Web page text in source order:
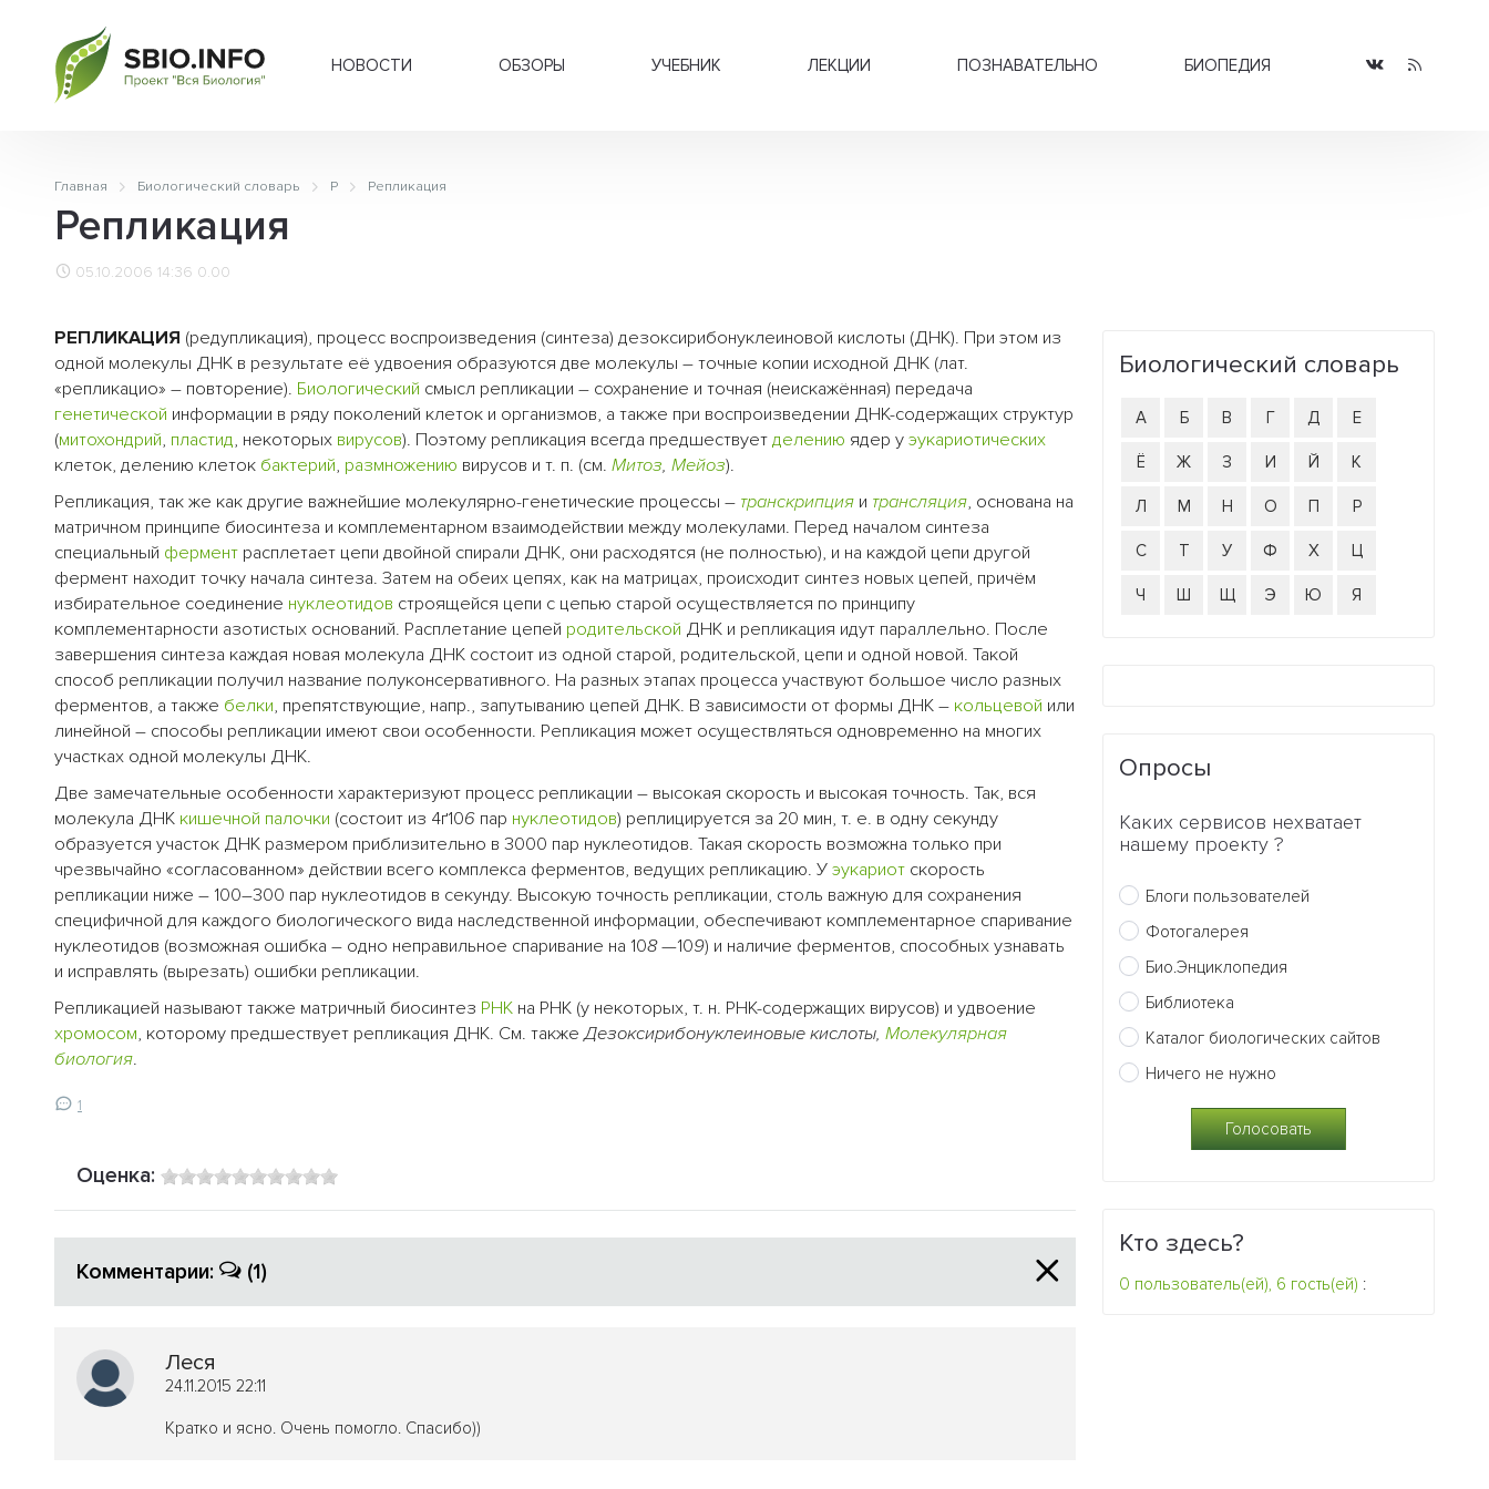
НОВОСТИ ОБЗОРЫ УЧЕБНИК ЛЕКЦИИ ПОЗНАВАТЕЛЬНО БИОПЕДИЯ
Главная Биологический словарь Р Репликация
Репликация
05.10.2006 14:36 0.00
РЕПЛИКАЦИЯ (редупликация), процесс воспроизведения (синтеза) дезоксирибонуклеиновой кислоты (ДНК). При этом из
одной молекулы ДНК в результате её удвоения образуются две молекулы – точные копии исходной ДНК (лат.
«репликацио» – повторение). Биологический смысл репликации – сохранение и точная (неискажённая) передача
генетической информации в ряду поколений клеток и организмов, а также при воспроизведении ДНК-содержащих структур
(митохондрий, пластид, некоторых вирусов). Поэтому репликация всегда предшествует делению ядер у эукариотических
клеток, делению клеток бактерий, размножению вирусов и т. п. (см. Митоз, Мейоз).
Репликация, так же как другие важнейшие молекулярно-генетические процессы – транскрипция и трансляция, основана на
матричном принципе биосинтеза и комплементарном взаимодействии между молекулами. Перед началом синтеза
специальный фермент расплетает цепи двойной спирали ДНК, они расходятся (не полностью), и на каждой цепи другой
фермент находит точку начала синтеза. Затем на обеих цепях, как на матрицах, происходит синтез новых цепей, причём
избирательное соединение нуклеотидов строящейся цепи с цепью старой осуществляется по принципу
комплементарности азотистых оснований. Расплетание цепей родительской ДНК и репликация идут параллельно. После
завершения синтеза каждая новая молекула ДНК состоит из одной старой, родительской, цепи и одной новой. Такой
способ репликации получил название полуконсервативного. На разных этапах процесса участвуют большое число разных
ферментов, а также белки, препятствующие, напр., запутыванию цепей ДНК. В зависимости от формы ДНК – кольцевой или
линейной – способы репликации имеют свои особенности. Репликация может осуществляться одновременно на многих
участках одной молекулы ДНК.
Две замечательные особенности характеризуют процесс репликации – высокая скорость и высокая точность. Так, вся
молекула ДНК кишечной палочки (состоит из 4ґ106 пар нуклеотидов) реплицируется за 20 мин, т. е. в одну секунду
образуется участок ДНК размером приблизительно в 3000 пар нуклеотидов. Такая скорость возможна только при
чрезвычайно «согласованном» действии всего комплекса ферментов, ведущих репликацию. У эукариот скорость
репликации ниже – 100–300 пар нуклеотидов в секунду. Высокую точность репликации, столь важную для сохранения
специфичной для каждого биологического вида наследственной информации, обеспечивают комплементарное спаривание
нуклеотидов (возможная ошибка – одно неправильное спаривание на 108—109) и наличие ферментов, способных узнавать
и исправлять (вырезать) ошибки репликации.
Репликацией называют также матричный биосинтез РНК на РНК (у некоторых, т. н. РНК-содержащих вирусов) и удвоение
хромосом, которому предшествует репликация ДНК. См. такжеДезоксирибонуклеиновые кислоты, Молекулярная
биология.
1
Оценка:
Комментарии: (1)
Леся
24.11.2015 22:11
Кратко и ясно. Очень помогло. Спасибо))
Биологический словарь
А Б В Г Д Е
Ё Ж З И Й К
Л М Н О П Р
С Т У Ф Х Ц
Ч Ш Щ Э Ю Я
Опросы
Каких сервисов нехватает
нашему проекту ?
Блоги пользователей
Фотогалерея
Био.Энциклопедия
Библиотека
Каталог биологических сайтов
Ничего не нужно
Кто здесь?
0 пользователь(ей), 6 гость(ей) :